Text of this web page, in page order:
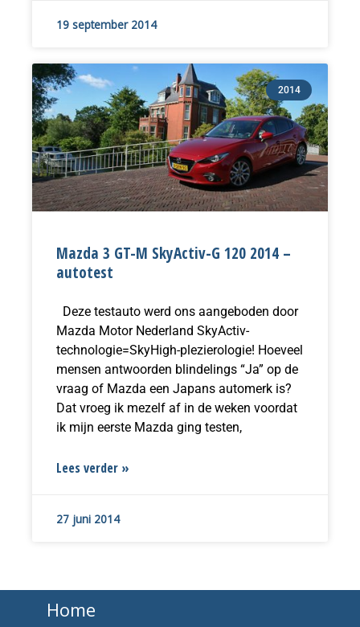
19 september 2014
2014
Mazda 3 GT-M SkyActiv-G 120 2014 –
autotest
Deze testauto werd ons aangeboden door
Mazda Motor Nederland SkyActiv-
technologie=SkyHigh-plezierologie! Hoeveel
mensen antwoorden blindelings “Ja” op de
vraag of Mazda een Japans automerk is?
Dat vroeg ik mezelf af in de weken voordat
ik mijn eerste Mazda ging testen,
Lees verder »
27 juni 2014
Home